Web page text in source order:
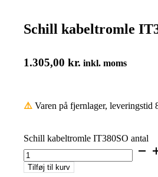
Schill kabeltromle
1.305,00 kr. inkl. moms
⚠️ Varen på fjernlager, leveringstid
Schill kabeltromle IT380SO antal
Tilføj til kurv